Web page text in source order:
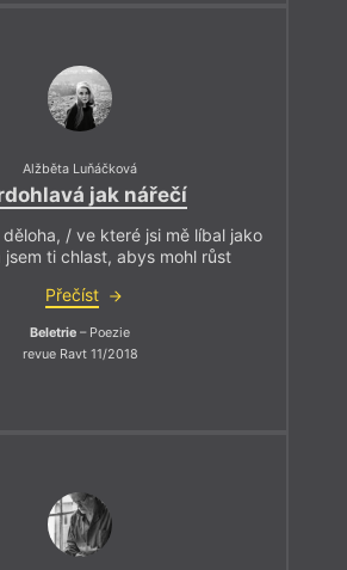
Alžběta Luňáčková
jak nářečí
/ ve které jsi mě líbal jako
ti chlast, abys mohl růst
Přečíst
Beletrie – Poezie
revue Ravt 11/2018